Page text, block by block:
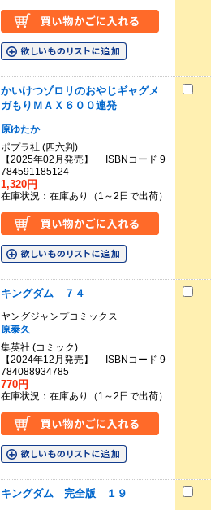
かいけつゾロリのおやじギャグメ
ガもりＭＡＸ６００連発
原ゆたか
ポプラ社 (四六判)
【2025年02月発売】 ISBNコード 9
784591185124
1,320円
在庫状況：在庫あり（1～2日で出荷）
キングダム ７４
ヤングジャンプコミックス
原泰久
集英社 (コミック)
【2024年12月発売】 ISBNコード 9
784088934785
770円
在庫状況：在庫あり（1～2日で出荷）
キングダム 完全版 １９